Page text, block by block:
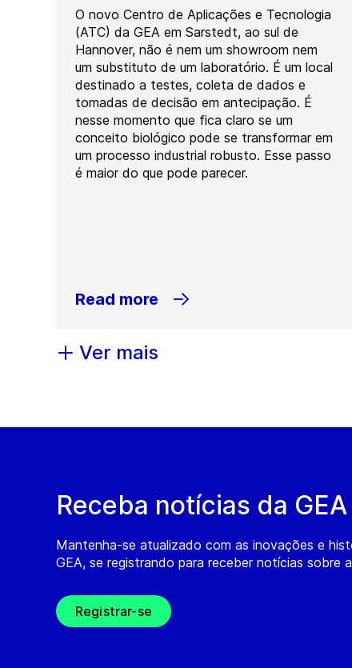
O novo Centro de Aplicações e Tecnologia
(ATC) da GEA em Sarstedt, ao sul de
Hannover, não é nem um showroom nem
um substituto de um laboratório. É um local
destinado a testes, coleta de dados e
tomadas de decisão em antecipação. É
nesse momento que fica claro se um
conceito biológico pode se transformar em
um processo industrial robusto. Esse passo
é maior do que pode parecer.
Read more
Ver mais
Receba notícias da GEA
Mantenha-se atualizado com as inovações e
GEA, se registrando para receber notícias sobre
Registrar-se